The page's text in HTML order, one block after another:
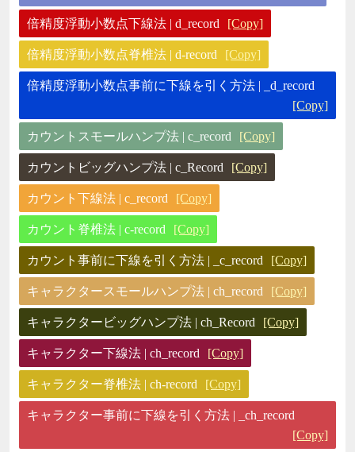
倍精度浮動小数点下線法 | d_record [Copy]
倍精度浮動小数点脊椎法 | d-record [Copy]
倍精度浮動小数点事前に下線を引く方法 | _d_record
[Copy]
カウントスモールハンプ法 | c_record [Copy]
カウントビッグハンプ法 | c_Record [Copy]
カウント下線法 | c_record [Copy]
カウント脊椎法 | c-record [Copy]
カウント事前に下線を引く方法 | _c_record [Copy]
キャラクタースモールハンプ法 | ch_record [Copy]
キャラクタービッグハンプ法 | ch_Record [Copy]
キャラクター下線法 | ch_record [Copy]
キャラクター脊椎法 | ch-record [Copy]
キャラクター事前に下線を引く方法 | _ch_record
[Copy]